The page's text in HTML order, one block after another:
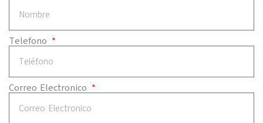
Telefono
Correo Electronico